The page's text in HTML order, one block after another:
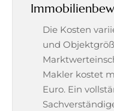
Die Kosten
und
Makler kostet
Euro. Ein